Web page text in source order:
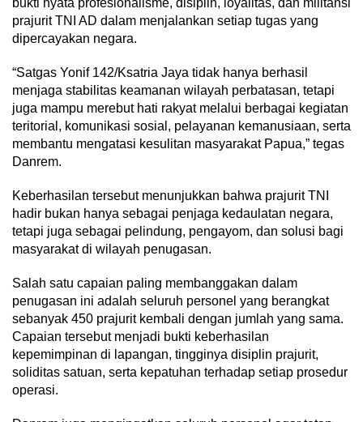
bukti nyata profesionalisme, disiplin, loyalitas, dan militansi
prajurit TNI AD dalam menjalankan setiap tugas yang
dipercayakan negara.
“Satgas Yonif 142/Ksatria Jaya tidak hanya berhasil
menjaga stabilitas keamanan wilayah perbatasan, tetapi
juga mampu merebut hati rakyat melalui berbagai kegiatan
teritorial, komunikasi sosial, pelayanan kemanusiaan, serta
membantu mengatasi kesulitan masyarakat Papua,” tegas
Danrem.
Keberhasilan tersebut menunjukkan bahwa prajurit TNI
hadir bukan hanya sebagai penjaga kedaulatan negara,
tetapi juga sebagai pelindung, pengayom, dan solusi bagi
masyarakat di wilayah penugasan.
Salah satu capaian paling membanggakan dalam
penugasan ini adalah seluruh personel yang berangkat
sebanyak 450 prajurit kembali dengan jumlah yang sama.
Capaian tersebut menjadi bukti keberhasilan
kepemimpinan di lapangan, tingginya disiplin prajurit,
soliditas satuan, serta kepatuhan terhadap setiap prosedur
operasi.